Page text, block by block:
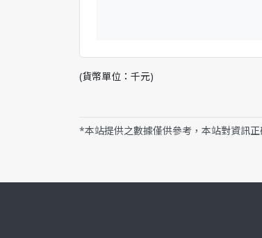
(貨幣單位：千元)
*本站提供之數據僅供參考，本站對資訊